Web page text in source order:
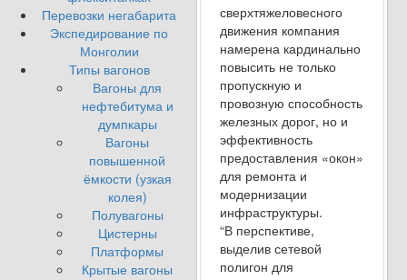
Перевозки негабарита
Экспедирование по
Монголии
Типы вагонов
Вагоны для
нефтебитума и
думпкары
Вагоны
повышенной
ёмкости (узкая
колея)
Полувагоны
Цистерны
Платформы
Крытые вагоны
сверхтяжеловесного
движения компания
намерена кардинально
повысить не только
пропускную и
провозную способность
железных дорог, но и
эффективность
предоставления «окон»
для ремонта и
модернизации
инфраструктуры.
“В перспективе,
выделив сетевой
полигон для